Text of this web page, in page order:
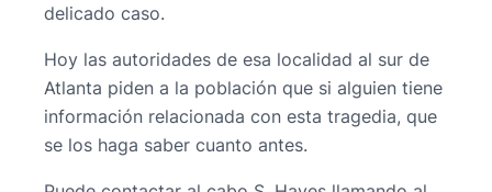
delicado caso.
Hoy las autoridades de esa localidad al sur de
Atlanta piden a la población que si alguien tiene
información relacionada con esta tragedia, que
se los haga saber cuanto antes.